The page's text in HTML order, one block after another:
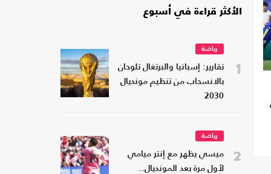
الأكثر قراءة في أسبوع
1
رياضة
تقارير: إسبانيا والبرتغال تلوحان
بالانسحاب من تنظيم مونديال
2030
2
رياضة
ميسي يظهر مع إنتر ميامي
لأول مرة بعد المونديال..